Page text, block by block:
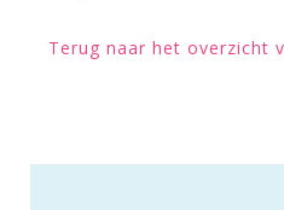
Terug naar het overzicht